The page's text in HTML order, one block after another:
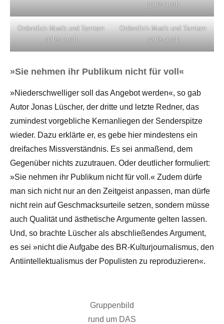
gab’s auch
Ordentlich Musik und Tamtam
gab’s auch
Ordentlich Musik und Tamtam
gab’s auch
»Sie nehmen ihr Publikum nicht für voll«
»Niederschwelliger soll das Angebot werden«, so gab
Autor Jonas Lüscher, der dritte und letzte Redner, das
zumindest vorgebliche Kernanliegen der Senderspitze
wieder. Dazu erklärte er, es gebe hier mindestens ein
dreifaches Missverständnis. Es sei anmaßend, dem
Gegenüber nichts zuzutrauen. Oder deutlicher formuliert:
»Sie nehmen ihr Publikum nicht für voll.« Zudem dürfe
man sich nicht nur an den Zeitgeist anpassen, man dürfe
nicht rein auf Geschmacksurteile setzen, sondern müsse
auch Qualität und ästhetische Argumente gelten lassen.
Und, so brachte Lüscher als abschließendes Argument,
es sei »nicht die Aufgabe des BR-Kulturjournalismus, den
Antiintellektualismus der Populisten zu reproduzieren«.
Gruppenbild
rund um DAS